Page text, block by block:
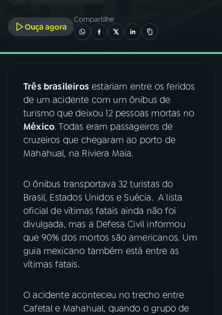
A RÁDIO
03PROGRAMAÇÃO
04PROGRAMAS
05 PODCASTS
06VIDEOCASTS
07ÚLTIMAS
FESTIVAL DE MÚSICA
ACOMPANHE A RÁDIO NACIONAL
Instagram X
Ouça agora
Compartilhe
Três brasileiros estariam entre os feridos
de um acidente com um ônibus de
turismo que deixou 12 pessoas mortas no
México. Todas eram passageiros de
cruzeiros que chegaram ao porto de
Mahahual, na Riviera Maia.
O ônibus transportava 32 turistas do
Brasil, Estados Unidos e Suécia. A lista
oficial de vítimas fatais ainda não foi
divulgada, mas a Defesa Civil informou
que 90% dos mortos são americanos. Um
guia mexicano também está entre as
vítimas fatais.
O acidente aconteceu no trecho entre
Cafetal e Mahahual, quando o grupo de